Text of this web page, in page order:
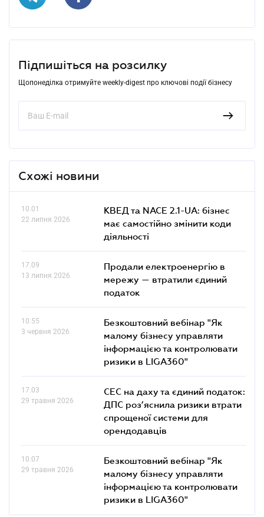
Підпишіться на розсилку
Щопонеділка отримуйте weekly-digest про ключові події бізнесу
Схожі новини
10.01
22 липня 2026
КВЕД та NACE 2.1-UA: бізнес
має самостійно змінити коди
діяльності
17.09
13 липня 2026
Продали електроенергію в
мережу — втратили єдиний
податок
10.55
3 червня 2026
Безкоштовний вебінар "Як
малому бізнесу управляти
інформацією та контролювати
ризики в LIGA360"
17.03
29 травня 2026
СЕС на даху та єдиний податок:
ДПС роз’яснила ризики втрати
спрощеної системи для
орендодавців
10.07
29 травня 2026
Безкоштовний вебінар "Як
малому бізнесу управляти
інформацією та контролювати
ризики в LIGA360"